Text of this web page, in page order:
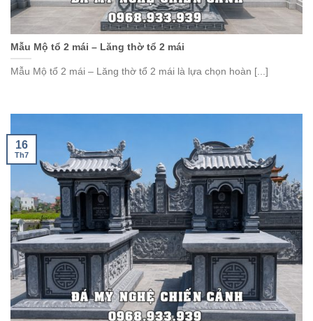
Mẫu Mộ tổ 2 mái – Lăng thờ tổ 2 mái
Mẫu Mộ tổ 2 mái – Lăng thờ tổ 2 mái là lựa chọn hoàn [...]
16
Th7